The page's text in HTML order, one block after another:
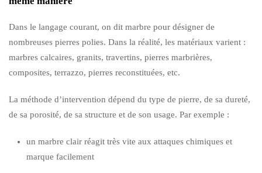
Dans le langage courant, on dit marbre pour désigner de
nombreuses pierres polies. Dans la réalité, les matériaux varient :
marbres calcaires, granits, travertins, pierres marbrières,
composites, terrazzo, pierres reconstituées, etc.
La méthode d’intervention dépend du type de pierre, de sa dureté,
de sa porosité, de sa structure et de son usage. Par exemple :
un marbre clair réagit très vite aux attaques chimiques et
marque facilement